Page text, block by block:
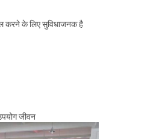
करने के लिए सुविधाजनक है
जीवन